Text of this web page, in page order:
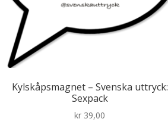
Kylskåpsmagnet – Svenska uttryck:
Sexpack
kr 39,00